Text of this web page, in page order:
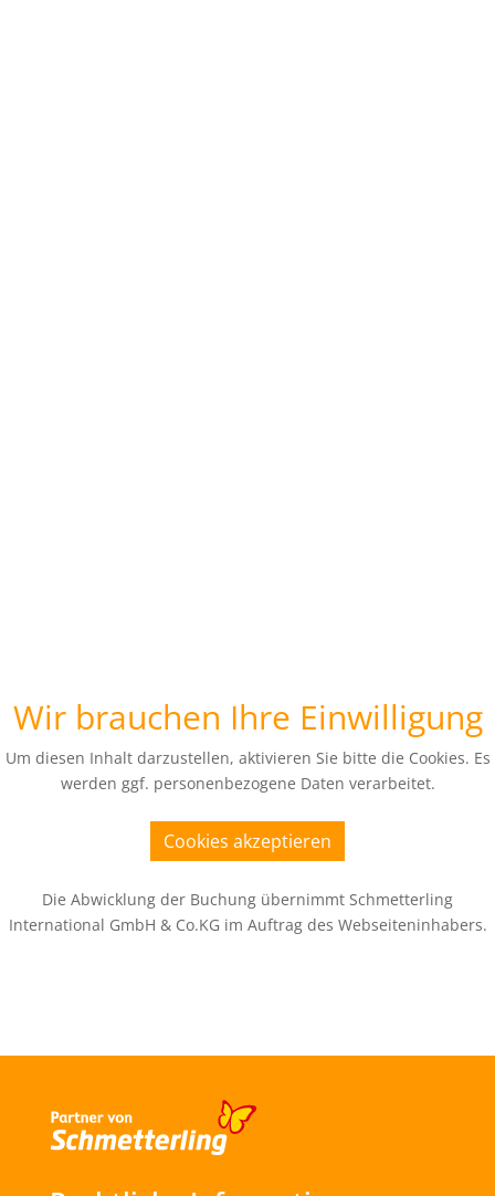
Wir brauchen Ihre Einwilligung
Um diesen Inhalt darzustellen, aktivieren Sie bitte die Cookies. Es
werden ggf. personenbezogene Daten verarbeitet.
Cookies akzeptieren
Die Abwicklung der Buchung übernimmt Schmetterling
International GmbH & Co.KG im Auftrag des Webseiteninhabers.